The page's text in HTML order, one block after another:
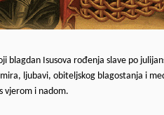
blagdan Isusova rođenja slave po
ljubavi, obiteljskog blagostanja i
vjerom i nadom.